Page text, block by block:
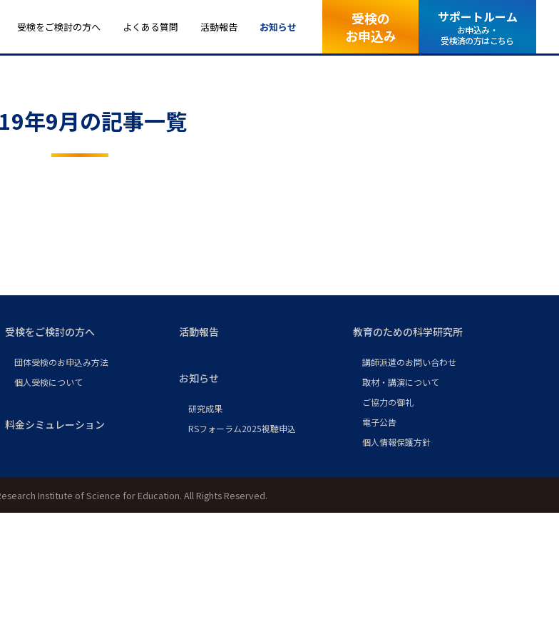
受検をご検討の方へ よくある質問 活動報告 お知らせ
受検の
お申込み
サポートルーム
お申込み・
受検済の方はこちら
年9月の記事一覧
受検をご検討の方へ
団体受検のお申込み方法
個人受検について
料金シミュレーション
活動報告
お知らせ
研究成果
RSフォーラム2025視聴申込
教育のための科学研究所
講師派遣のお問い合わせ
取材・講演について
ご協力の御礼
電子公告
個人情報保護方針
Institute of Science for Education. All Rights Reserved.